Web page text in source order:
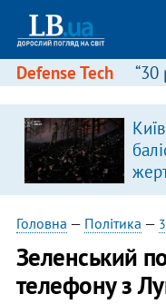
Defense Tech “30
Головна — Політика —
Зеленський
телефону з